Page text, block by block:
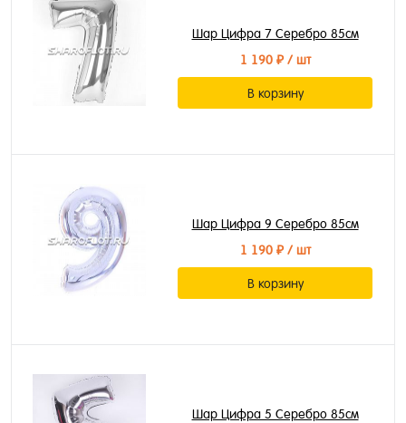
Шар Цифра 7 Серебро 85см
1 190 ₽/ шт
В корзину
Шар Цифра 9 Серебро 85см
1 190 ₽/ шт
В корзину
Шар Цифра 5 Серебро 85см